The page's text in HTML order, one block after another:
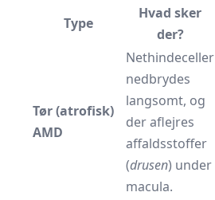
Type
Hvad sker
der?
Tør (atrofisk)
AMD
Nethindeceller
nedbrydes
langsomt, og
der aflejres
affaldsstoffer
(drusen) under
macula.